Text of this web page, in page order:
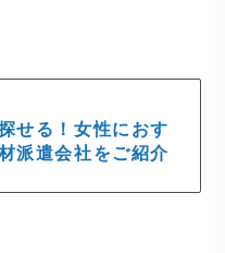
せる！女性におす
派遣会社をご紹介